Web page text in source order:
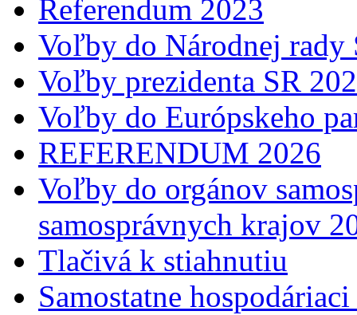
Referendum 2023
Voľby do Národnej
Voľby prezidenta SR
Voľby do Európskeho
REFERENDUM 2026
Voľby do orgánov
samosprávnych krajov
Tlačivá k stiahnutiu
Samostatne